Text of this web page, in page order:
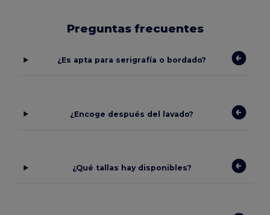
Preguntas frecuentes
¿Es apta para serigrafía o bordado?
¿Encoge después del lavado?
¿Qué tallas hay disponibles?